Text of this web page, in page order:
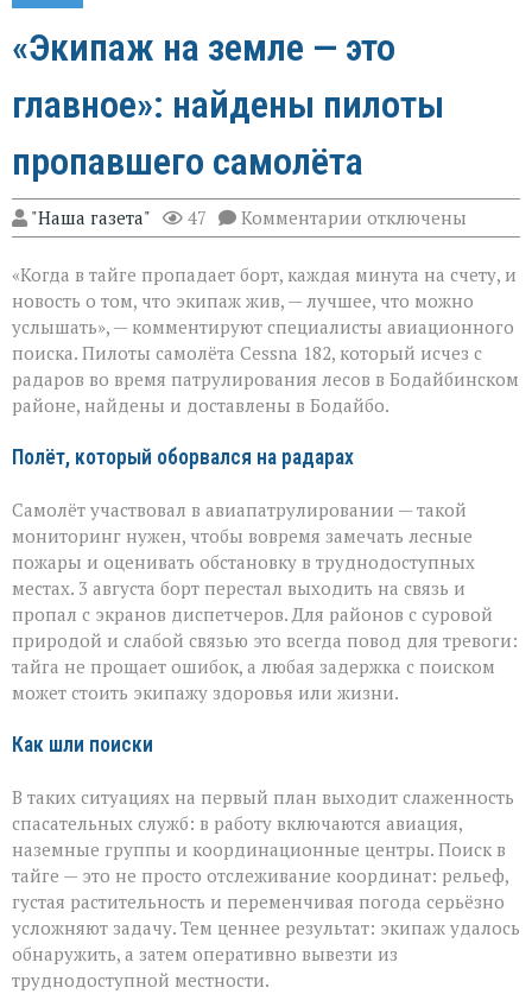
«Экипаж на земле — это
главное»: найдены пилоты
пропавшего самолёта
"Наша газета" 47 Комментарии к
записи
на
земле — это
главное»:
найдены
пилоты
пропавшего
самолёта
отключены
«Когда в тайге пропадает борт, каждая минута на счету, и
новость о том, что экипаж жив, — лучшее, что можно
услышать», — комментируют специалисты авиационного
поиска. Пилоты самолёта Cessna 182, который исчез с
радаров во время патрулирования лесов в Бодайбинском
районе, найдены и доставлены в Бодайбо.
Полёт, который оборвался на радарах
Самолёт участвовал в авиапатрулировании — такой
мониторинг нужен, чтобы вовремя замечать лесные
пожары и оценивать обстановку в труднодоступных
местах. 3 августа борт перестал выходить на связь и
пропал с экранов диспетчеров. Для районов с суровой
природой и слабой связью это всегда повод для тревоги:
тайга не прощает ошибок, а любая задержка с поиском
может стоить экипажу здоровья или жизни.
Как шли поиски
В таких ситуациях на первый план выходит слаженность
спасательных служб: в работу включаются авиация,
наземные группы и координационные центры. Поиск в
тайге — это не просто отслеживание координат: рельеф,
густая растительность и переменчивая погода серьёзно
усложняют задачу. Тем ценнее результат: экипаж удалось
обнаружить, а затем оперативно вывезти из
труднодоступной местности.